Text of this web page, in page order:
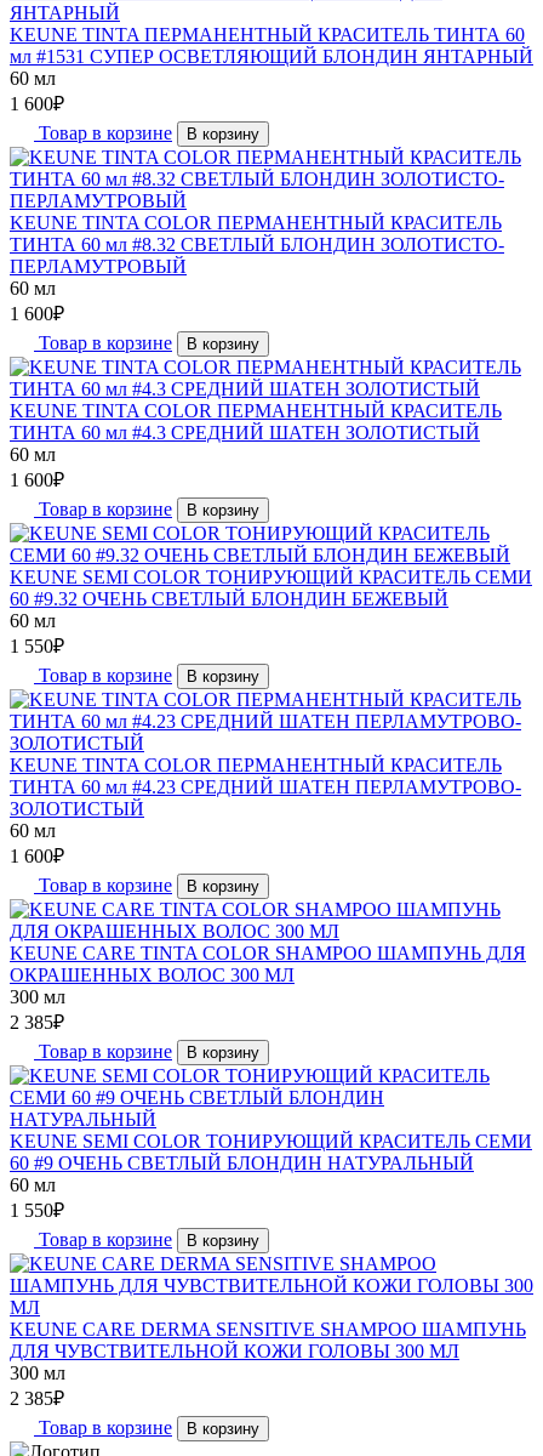
KEUNE TINTA ПЕРМАНЕНТНЫЙ КРАСИТЕЛЬ ТИНТА 60
мл #1531 СУПЕР ОСВЕТЛЯЮЩИЙ БЛОНДИН ЯНТАРНЫЙ
60 мл
1 600₽
Товар в корзине
В корзину
KEUNE TINTA COLOR ПЕРМАНЕНТНЫЙ КРАСИТЕЛЬ
ТИНТА 60 мл #8.32 СВЕТЛЫЙ БЛОНДИН ЗОЛОТИСТО-
ПЕРЛАМУТРОВЫЙ
60 мл
1 600₽
Товар в корзине
В корзину
KEUNE TINTA COLOR ПЕРМАНЕНТНЫЙ КРАСИТЕЛЬ
ТИНТА 60 мл #4.3 СРЕДНИЙ ШАТЕН ЗОЛОТИСТЫЙ
60 мл
1 600₽
Товар в корзине
В корзину
KEUNE SEMI COLOR ТОНИРУЮЩИЙ КРАСИТЕЛЬ СЕМИ
60 #9.32 ОЧЕНЬ СВЕТЛЫЙ БЛОНДИН БЕЖЕВЫЙ
60 мл
1 550₽
Товар в корзине
В корзину
KEUNE TINTA COLOR ПЕРМАНЕНТНЫЙ КРАСИТЕЛЬ
ТИНТА 60 мл #4.23 СРЕДНИЙ ШАТЕН ПЕРЛАМУТРОВО-
ЗОЛОТИСТЫЙ
60 мл
1 600₽
Товар в корзине
В корзину
KEUNE CARE TINTA COLOR SHAMPOO ШАМПУНЬ ДЛЯ
ОКРАШЕННЫХ ВОЛОС 300 МЛ
300 мл
2 385₽
Товар в корзине
В корзину
KEUNE SEMI COLOR ТОНИРУЮЩИЙ КРАСИТЕЛЬ СЕМИ
60 #9 ОЧЕНЬ СВЕТЛЫЙ БЛОНДИН НАТУРАЛЬНЫЙ
60 мл
1 550₽
Товар в корзине
В корзину
KEUNE CARE DERMA SENSITIVE SHAMPOO ШАМПУНЬ
ДЛЯ ЧУВСТВИТЕЛЬНОЙ КОЖИ ГОЛОВЫ 300 МЛ
300 мл
2 385₽
Товар в корзине
В корзину